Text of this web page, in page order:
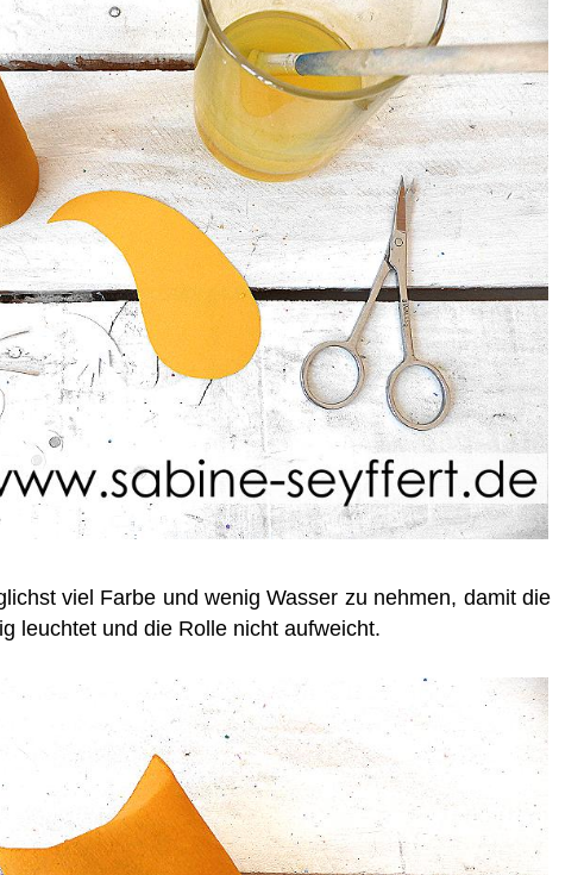
viel Farbe und wenig Wasser zu nehmen, damit die
leuchtet und die Rolle nicht aufweicht.